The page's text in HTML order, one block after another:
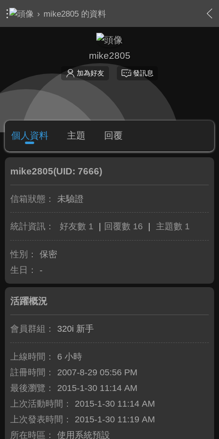
› mike2805 的資料
mike2805
加為好友 發訊息
個人資料 主題 回覆
mike2805(UID: 7666)
信箱狀態： 未驗證
統計資訊： 好友數 1 回覆數 16 主題數 1
性別：
保密
生日：
-
活躍概況
會員群組： 320i 新手
上線時間：
6 小時
註冊時間：
2007-8-29 05:56 PM
最後瀏覽：
2015-1-30 11:14 AM
上次活動時間：
2015-1-30 11:14 AM
上次發表時間：
2015-1-30 11:19 AM
所在時區：
使用系統預設